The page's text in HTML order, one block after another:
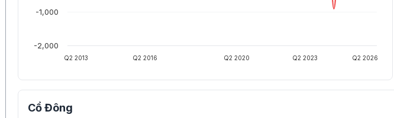
Q2 2013 Q2 2016 Q2 2020 Q2 2023 Q2 2026
-2,000
-1,000
Cổ Đông